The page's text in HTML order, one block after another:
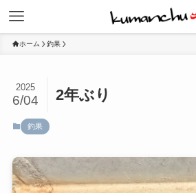
ホーム 釣果
2年ぶり
2025
6/04
釣果